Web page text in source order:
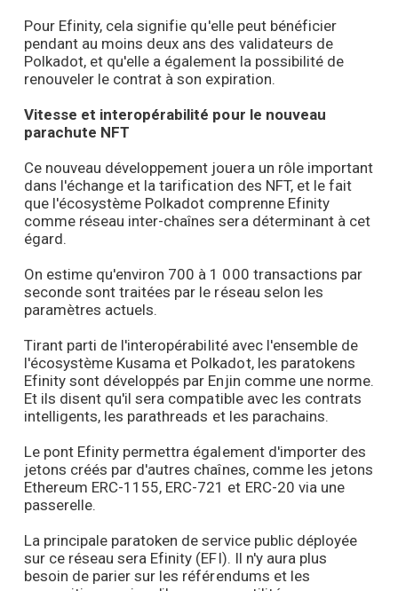
Pour Efinity, cela signifie qu'elle peut bénéficier
pendant au moins deux ans des validateurs de
Polkadot, et qu'elle a également la possibilité de
renouveler le contrat à son expiration.
Vitesse et interopérabilité pour le nouveau
parachute NFT
Ce nouveau développement jouera un rôle important
dans l'échange et la tarification des NFT, et le fait
que l'écosystème Polkadot comprenne Efinity
comme réseau inter-chaînes sera déterminant à cet
égard.
On estime qu'environ 700 à 1 000 transactions par
seconde sont traitées par le réseau selon les
paramètres actuels.
Tirant parti de l'interopérabilité avec l'ensemble de
l'écosystème Kusama et Polkadot, les paratokens
Efinity sont développés par Enjin comme une norme.
Et ils disent qu'il sera compatible avec les contrats
intelligents, les parathreads et les parachains.
Le pont Efinity permettra également d'importer des
jetons créés par d'autres chaînes, comme les jetons
Ethereum ERC-1155, ERC-721 et ERC-20 via une
passerelle.
La principale paratoken de service public déployée
sur ce réseau sera Efinity (EFI). Il n'y aura plus
besoin de parier sur les référendums et les